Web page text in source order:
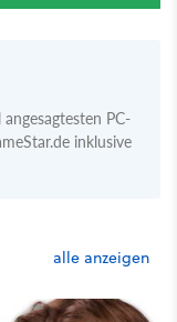
PC-
inklusive
alle anzeigen